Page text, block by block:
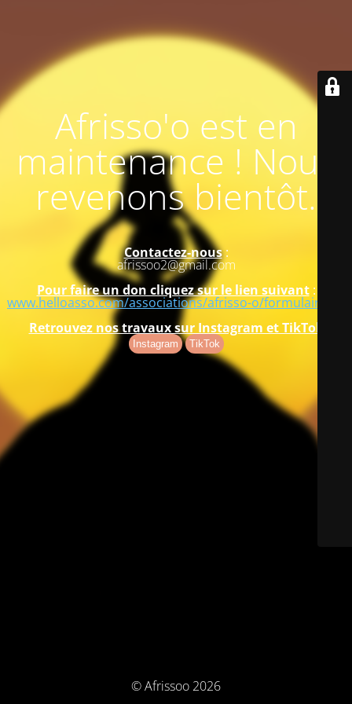
Afrisso'o est en
maintenance ! Nous
revenons bientôt.
Contactez-nous:
afrissoo2@gmail.com
Pour faire un don cliquez sur le lien suivant:
www.helloasso.com/associations/afrisso-o/formulaires/1
Retrouvez nos travaux sur Instagram et TikTok
Instagram TikTok
© Afrissoo 2026